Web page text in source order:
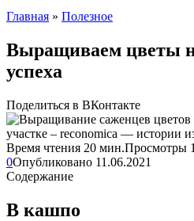
Главная » Полезное
Выращиваем цветы
успеха
Поделиться в ВКонтакте
Время чтения 20 мин.Просмотры
0Опубликовано 11.06.2021
Содержание
В кашпо